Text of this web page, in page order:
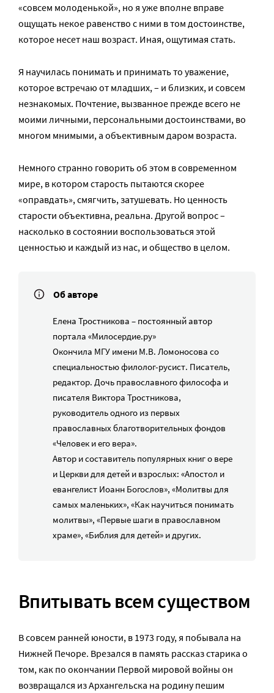
«совсем молоденькой», но я уже вполне вправе
ощущать некое равенство с ними в том достоинстве,
которое несет наш возраст. Иная, ощутимая стать.
Я научилась понимать и принимать то уважение,
которое встречаю от младших, – и близких, и совсем
незнакомых. Почтение, вызванное прежде всего не
моими личными, персональными достоинствами, во
многом мнимыми, а объективным даром возраста.
Немного странно говорить об этом в современном
мире, в котором старость пытаются скорее
«оправдать», смягчить, затушевать. Но ценность
старости объективна, реальна. Другой вопрос –
насколько в состоянии воспользоваться этой
ценностью и каждый из нас, и общество в целом.
Об авторе
Елена Тростникова – постоянный автор
портала «Милосердие.ру»
Окончила МГУ имени М.В. Ломоносова со
специальностью филолог-русист. Писатель,
редактор. Дочь православного философа и
писателя Виктора Тростникова,
руководитель одного из первых
православных благотворительных фондов
«Человек и его вера».
Автор и составитель популярных книг о вере
и Церкви для детей и взрослых: «Апостол и
евангелист Иоанн Богослов», «Молитвы для
самых маленьких», «Как научиться понимать
молитвы», «Первые шаги в православном
храме», «Библия для детей» и других.
Впитывать всем существом
В совсем ранней юности, в 1973 году, я побывала на
Нижней Печоре. Врезался в память рассказ старика о
том, как по окончании Первой мировой войны он
возвращался из Архангельска на родину пешим